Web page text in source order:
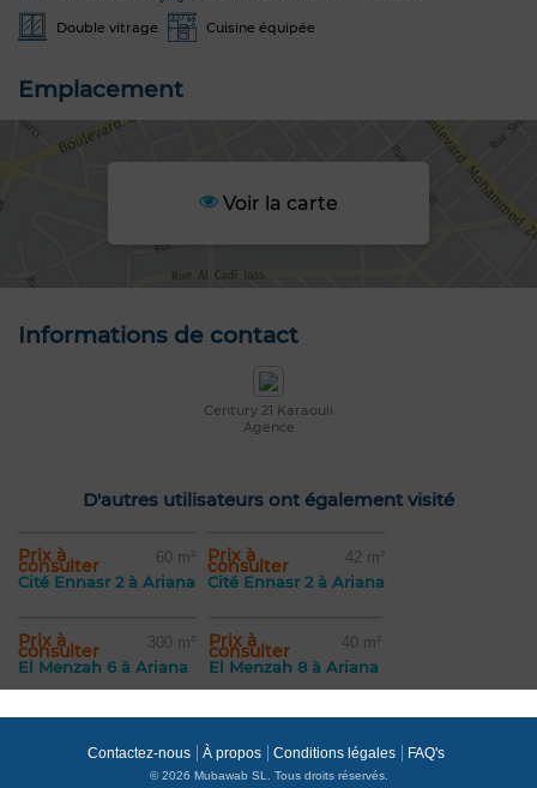
Double vitrage Cuisine équipée
Emplacement
Voir la carte
Informations de contact
Century 21 Karaouli
Agence
D'autres utilisateurs ont également visité
Prix à
consulter 60 m²
Cité Ennasr 2 à Ariana
Prix à
consulter 42 m²
Cité Ennasr 2 à Ariana
Prix à
consulter 300 m²
El Menzah 6 à Ariana
Prix à
consulter 40 m²
El Menzah 8 à Ariana
Contactez-nous À propos Conditions légales FAQ's
© 2026 Mubawab SL. Tous droits réservés.